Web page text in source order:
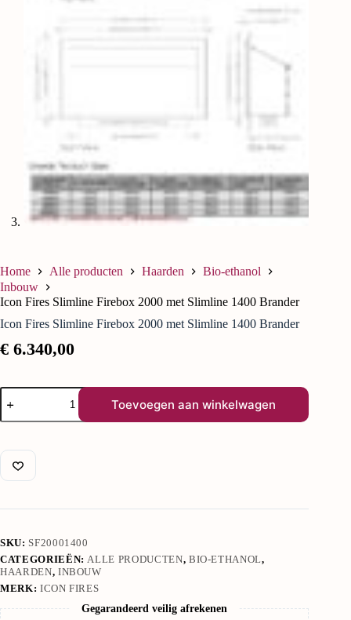
Home Alle producten Haarden
Bio-ethanol
Inbouw
Icon Fires Slimline Firebox 2000 met Slimline 1400 Brander
Icon Fires Slimline Firebox 2000 met Slimline 1400 Brander
€ 6.340,00
Toevoegen aan winkelwagen
SKU: SF20001400
CATEGORIEËN: ALLE PRODUCTEN, BIO-ETHANOL,
HAARDEN, INBOUW
MERK: ICON FIRES
Gegarandeerd veilig afrekenen